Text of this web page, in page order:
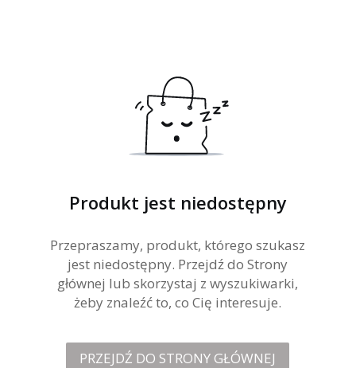
Produkt jest niedostępny
Przepraszamy, produkt, którego szukasz
jest niedostępny. Przejdź do Strony
głównej lub skorzystaj z wyszukiwarki,
żeby znaleźć to, co Cię interesuje.
PRZEJDŹ DO STRONY GŁÓWNEJ